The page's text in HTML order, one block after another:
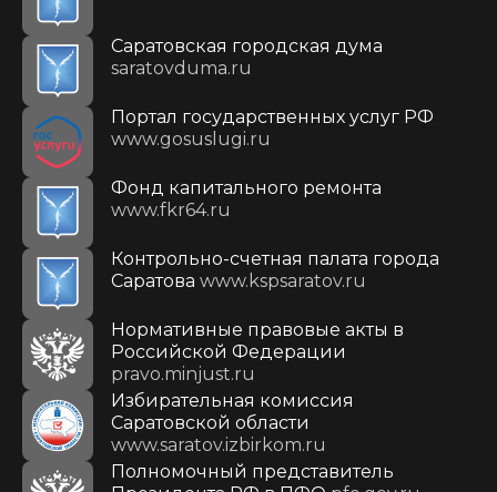
Саратовская городская дума
saratovduma.ru
Портал государственных услуг РФ
www.gosuslugi.ru
Фонд капитального ремонта
www.fkr64.ru
Контрольно-счетная палата города
Саратова www.kspsaratov.ru
Нормативные правовые акты в
Российской Федерации
pravo.minjust.ru
Избирательная комиссия
Саратовской области
www.saratov.izbirkom.ru
Полномочный представитель